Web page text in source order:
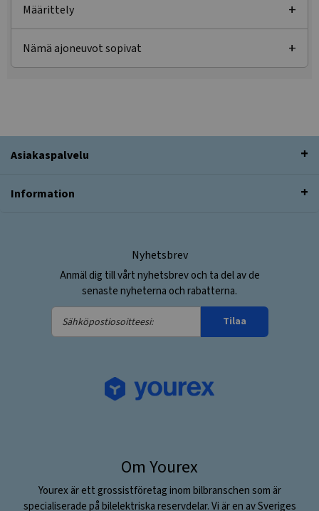
Määrittely
Nämä ajoneuvot sopivat
Asiakaspalvelu
Information
Nyhetsbrev
Anmäl dig till vårt nyhetsbrev och ta del av de
senaste nyheterna och rabatterna.
Sähköpostiosoitteesi:
Tilaa
Om Yourex
Yourex är ett grossistföretag inom bilbranschen som är
specialiserade på bilelektriska reservdelar. Vi är en av Sveriges